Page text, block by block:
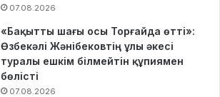
07.08.2026
«Бақытты шағы осы Торғайда өтті»:
Өзбекәлі Жәнібековтің ұлы әкесі
туралы ешкім білмейтін құпиямен
бөлісті
07.08.2026